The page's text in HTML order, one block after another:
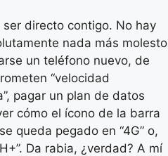
ser directo contigo. No hay
nada más molesto
un teléfono nuevo, de
“velocidad
pagar un plan de datos
cómo el ícono de la barra
queda pegado en “4G” o,
Da rabia, ¿verdad? A mí